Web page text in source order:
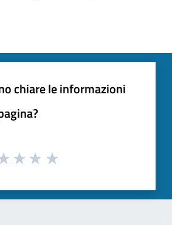
chiare le informazioni